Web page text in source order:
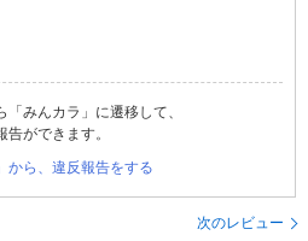
「みんカラ」に遷移して、
告ができます。
から、違反報告をする
次のレビュー